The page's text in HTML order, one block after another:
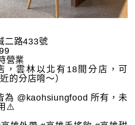
二路433號
營業
，雲林以北有18間分店，可
的分店唷～）
為 @kaohsiungfood 所有，未
⚠️